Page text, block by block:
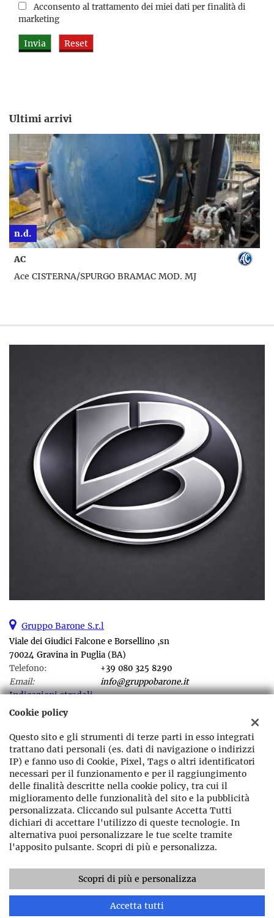
Acconsento al trattamento dei miei dati per finalità di
marketing
Contatta un consulente
Ultimi arrivi
n.d.
AC
Ace CISTERNA/SPURGO BRAMAC MOD. MJ
Gruppo Barone S.r.l
Viale dei Giudici Falcone e Borsellino ,sn
70024 Gravina in Puglia (BA)
Telefono:
+39 080 325 8290
Email:
info@gruppobarone.it
Indicazioni stradali
Dati fiscali:
Gruppo Barone srl
Viale dei Giudici Falcone e Borsellino ,sn Gravina in Puglia (BA)
C.F/P.IVA: 07864400721
Registro delle imprese:BA
Copyright © 2026 GestionaleAuto.com S.r.l., Tutti i diritti
riservati -Leggi l'informativa sulla privacy-Cookie Policy
GestionaleAuto.com
Cookie policy
Questo sito e gli strumenti di terze parti in esso integrati
trattano dati personali (es. dati di navigazione o indirizzi
IP) e fanno uso di Cookie, Pixel, Tags o altri identificatori
necessari per il funzionamento e per il raggiungimento
delle finalità descritte nella cookie policy, tra cui il
miglioramento delle funzionalità del sito e la pubblicità
personalizzata. Cliccando sul pulsante Accetta Tutti
dichiari di accettare l'utilizzo di queste tecnologie. In
alternativa puoi personalizzare le tue scelte tramite
l'apposito pulsante. Scopri di più e personalizza.
Scopri di più e personalizza
Accetta tutti